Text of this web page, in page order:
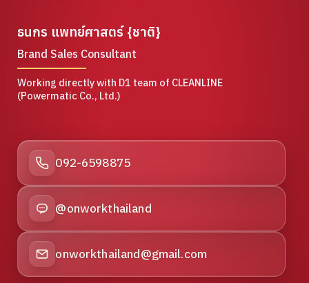
ธนกร แพทย์ศาสตร์ {ชาติ}
Brand Sales Consultant
Working directly with D1 team of CLEANLINE
(Powermatic Co., Ltd.)
092-6598875
@onworkthailand
onworkthailand@gmail.com